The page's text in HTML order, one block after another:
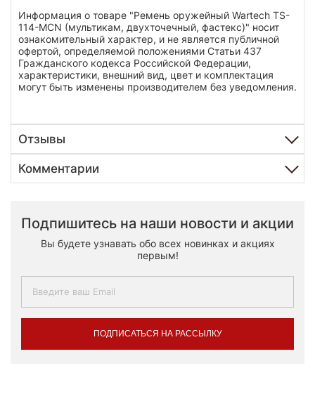
Информация о товаре "Ремень оружейный Wartech TS-
114-MCN (мультикам, двухточечный, фастекс)" носит
ознакомительный характер, и не является публичной
офертой, определяемой положениями Статьи 437
Гражданского кодекса Российской Федерации,
характеристики, внешний вид, цвет и комплектация
могут быть изменены производителем без уведомления.
Отзывы
Комментарии
Подпишитесь на наши новости и акции
Вы будете узнавать обо всех новинках и акциях
первым!
ПОДПИСАТЬСЯ НА РАССЫЛКУ